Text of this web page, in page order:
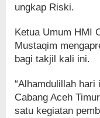
ungkap Riski.
Ketua Umum HMI
Mustaqim
bagi takjil kali ini.
“Alhamdulillah
Cabang Aceh
satu kegiatan